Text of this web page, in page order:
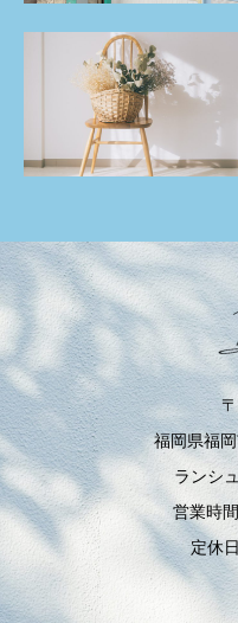
福岡県福
ランシ
営業時
定休